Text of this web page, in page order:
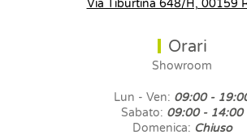
Via Tiburtina 648/H, 00159
Orari
Showroom
Lun - Ven: 09:00 -
Sabato: 09:00 - 14:00
Domenica: Chiuso